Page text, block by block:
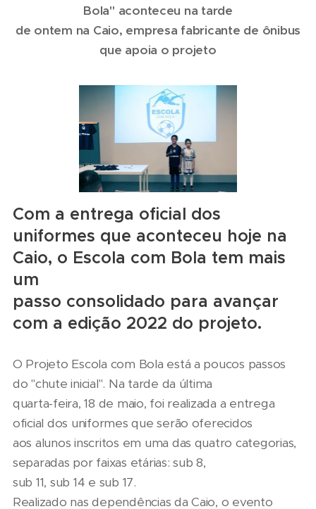
Bola" aconteceu na tarde
de ontem na Caio, empresa fabricante de ônibus
que apoia o projeto
Com a entrega oficial dos
uniformes que aconteceu hoje na
Caio, o Escola com Bola tem mais
um
passo consolidado para avançar
com a edição 2022 do projeto.
O Projeto Escola com Bola está a poucos passos
do "chute inicial". Na tarde da última
quarta-feira, 18 de maio, foi realizada a entrega
oficial dos uniformes que serão oferecidos
aos alunos inscritos em uma das quatro categorias,
separadas por faixas etárias: sub 8,
sub 11, sub 14 e sub 17.
Realizado nas dependências da Caio, o evento